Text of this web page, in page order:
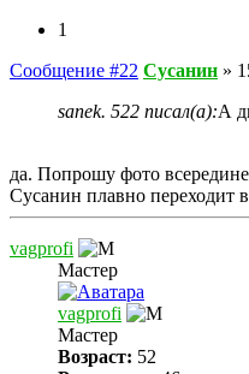
1
Сообщение #22 Сусанин »
sanek. 522 писал(а):А
да. Попрошу фото
Сусанин плавно переходит
vagprofi
Мастер
vagprofi
Мастер
Возраст: 52